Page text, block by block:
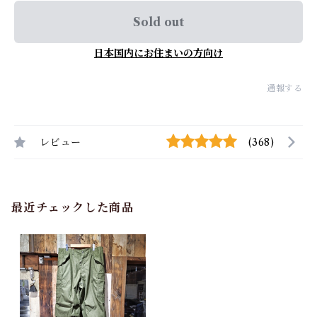
Sold out
日本国内にお住まいの方向け
通報する
レビュー (368)
最近チェックした商品